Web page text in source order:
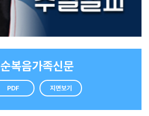
순복음가족신문
PDF 지면보기